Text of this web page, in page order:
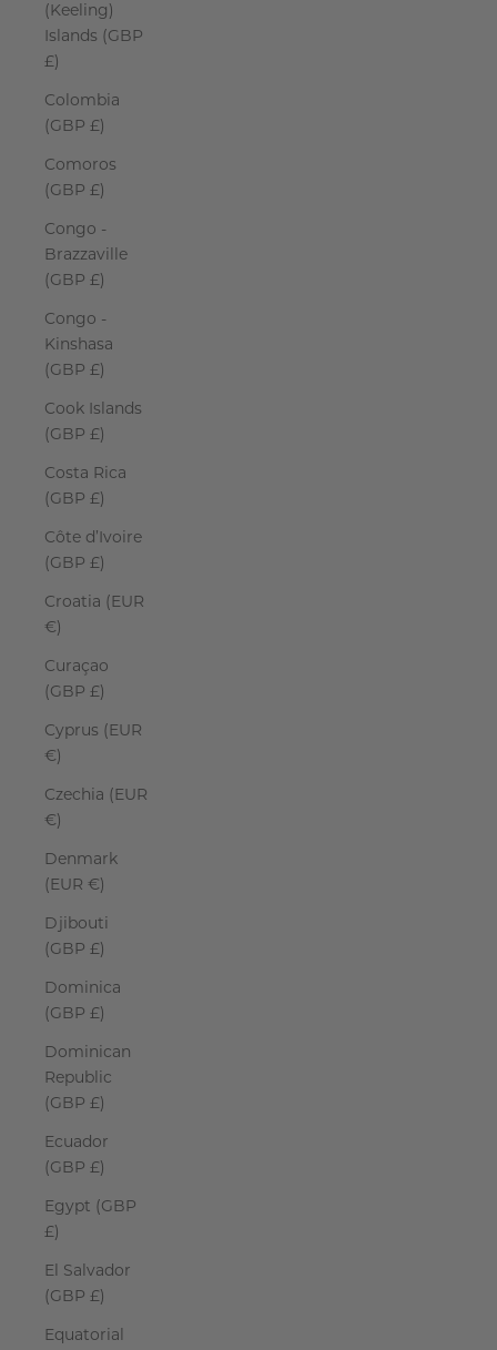
(Keeling)
Islands (GBP
£)
Colombia
(GBP £)
Comoros
(GBP £)
Congo -
Brazzaville
(GBP £)
Congo -
Kinshasa
(GBP £)
Cook Islands
(GBP £)
Costa Rica
(GBP £)
Côte d’Ivoire
(GBP £)
Croatia (EUR
€)
Curaçao
(GBP £)
Cyprus (EUR
€)
Czechia (EUR
€)
Denmark
(EUR €)
Djibouti
(GBP £)
Dominica
(GBP £)
Dominican
Republic
(GBP £)
Ecuador
(GBP £)
Egypt (GBP
£)
El Salvador
(GBP £)
Equatorial